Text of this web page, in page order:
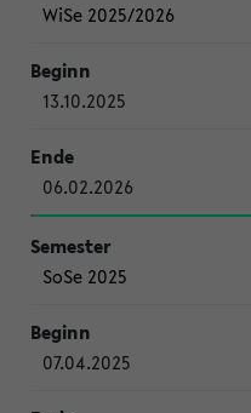
WiSe 2025/2026
13.10.2025
06.02.2026
SoSe 2025
07.04.2025